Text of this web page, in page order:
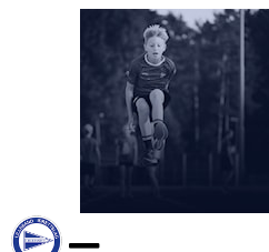
navigasjon